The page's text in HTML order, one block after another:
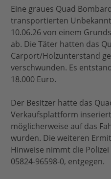
Eine graues Quad
transportierten
10.06.26 von einem
ab. Die Täter hatten das
Carport/Holzunterstand
verschwunden. Es
18.000 Euro.
Der Besitzer hatte das
Verkaufsplattform
möglicherweise auf das
wurden. Die weiteren
Hinweise nimmt die
05824-96598-0, entgegen.